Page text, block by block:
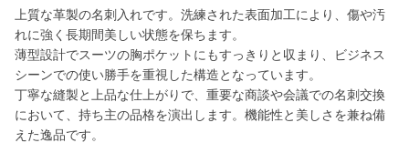
上質な革製の名刺入れです。洗練された表面加工により、傷や汚
れに強く長期間美しい状態を保ちます。
薄型設計でスーツの胸ポケットにもすっきりと収まり、ビジネス
シーンでの使い勝手を重視した構造となっています。
丁寧な縫製と上品な仕上がりで、重要な商談や会議での名刺交換
において、持ち主の品格を演出します。機能性と美しさを兼ね備
えた逸品です。